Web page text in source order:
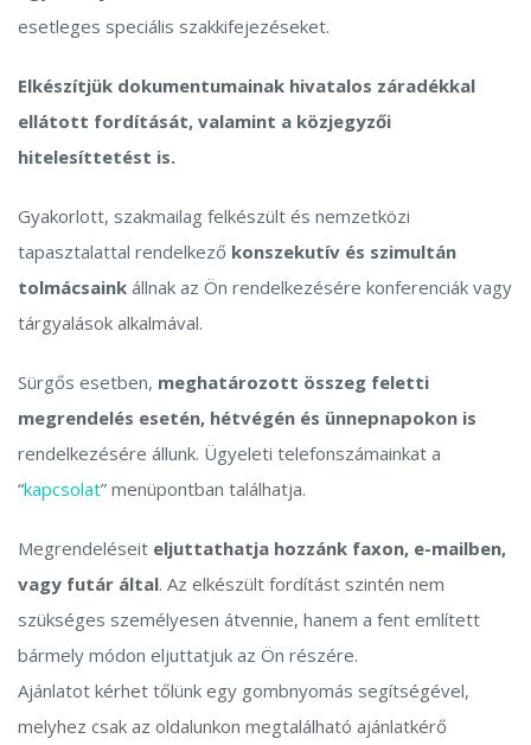
esetleges speciális szakkifejezéseket.
Elkészítjük dokumentumainak hivatalos záradékkal
ellátott fordítását, valamint a közjegyzői
hitelesíttetést is.
Gyakorlott, szakmailag felkészült és nemzetközi
tapasztalattal rendelkező konszekutív és szimultán
tolmácsaink állnak az Ön rendelkezésére konferenciák vagy
tárgyalások alkalmával.
Sürgős esetben, meghatározott összeg feletti
megrendelés esetén, hétvégén és ünnepnapokon is
rendelkezésére állunk. Ügyeleti telefonszámainkat a
“kapcsolat” menüpontban találhatja.
Megrendeléseit eljuttathatja hozzánk faxon, e-mailben,
vagy futár által. Az elkészült fordítást szintén nem
szükséges személyesen átvennie, hanem a fent említett
bármely módon eljuttatjuk az Ön részére.
Ajánlatot kérhet tőlünk egy gombnyomás segítségével,
melyhez csak az oldalunkon megtalálható ajánlatkérő